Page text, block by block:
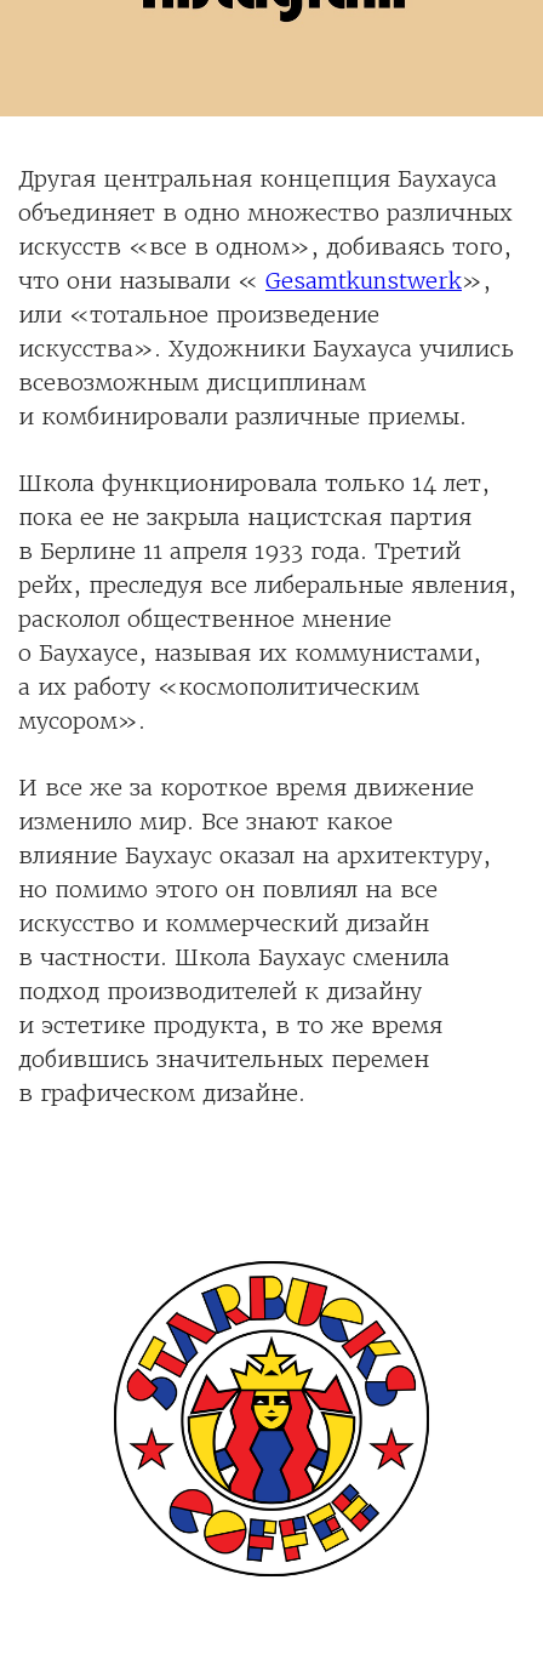
Другая центральная концепция Баухауса
объединяет в одно множество различных
искусств «все в одном», добиваясь того,
что они называли « Gesamtkunstwerk»,
или «тотальное произведение
искусства». Художники Баухауса учились
всевозможным дисциплинам
и комбинировали различные приемы.
Школа функционировала только 14 лет,
пока ее не закрыла нацистская партия
в Берлине 11 апреля 1933 года. Третий
рейх, преследуя все либеральные явления,
расколол общественное мнение
о Баухаусе, называя их коммунистами,
а их работу «космополитическим
мусором».
И все же за короткое время движение
изменило мир. Все знают какое
влияние Баухаус оказал на архитектуру,
но помимо этого он повлиял на все
искусство и коммерческий дизайн
в частности. Школа Баухаус сменила
подход производителей к дизайну
и эстетике продукта, в то же время
добившись значительных перемен
в графическом дизайне.